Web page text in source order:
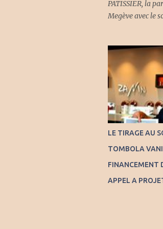
PATISSIER, la
Megève avec le
LE TIRAGE AU
TOMBOLA
FINANCEMENT
APPEL A